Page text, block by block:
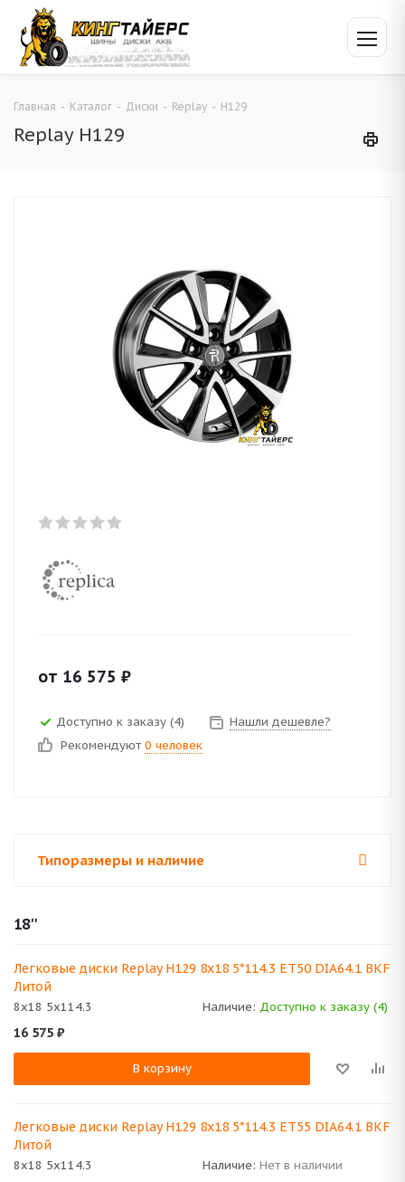
Главная - Каталог - Диски - Replay - H129
Replay H129
от 16 575 ₽
Доступно к заказу (4)
Нашли дешевле?
Рекомендуют 0 человек
Типоразмеры и наличие
18''
Легковые диски Replay H129 8x18 5*114.3 ET50 DIA64.1 BKF
Литой
8x18 5x114.3 Наличие: Доступно к заказу (4)
16 575 ₽
В корзину
Легковые диски Replay H129 8x18 5*114.3 ET55 DIA64.1 BKF
Литой
8x18 5x114.3 Наличие: Нет в наличии